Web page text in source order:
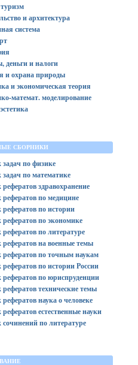
и архитектура
система
деньги и налоги
и охрана природы
и экономическая теория
математ. моделирование
СБОРНИКИ
по физике
по математике
здравохранение
по медицине
по истории
по экономике
по литературе
на военные темы
по точным наукам
по истории России
по юриспруденции
технические темы
наука о человеке
естественные науки
по литературе